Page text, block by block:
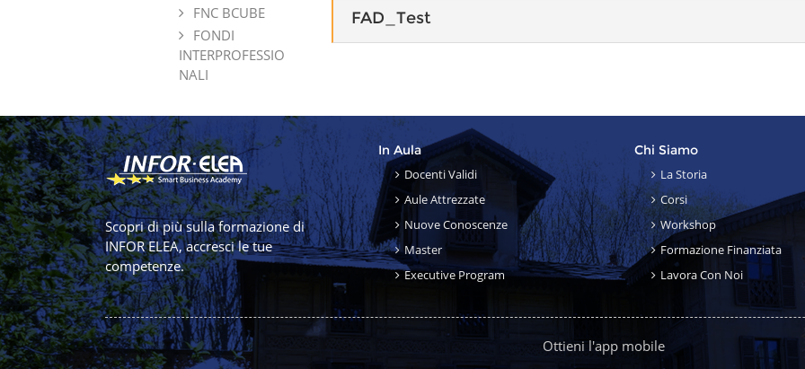
FAD_Test
FNC BCUBE
FONDI
INTERPROFESSIO
NALI
Scopri di più sulla formazione di
INFOR ELEA, accresci le tue
competenze.
In Aula
Docenti Validi
Aule Attrezzate
Nuove Conoscenze
Master
Executive Program
Chi Siamo
La Storia
Corsi
Workshop
Formazione Finanziata
Lavora Con Noi
Ottieni l'app mobile